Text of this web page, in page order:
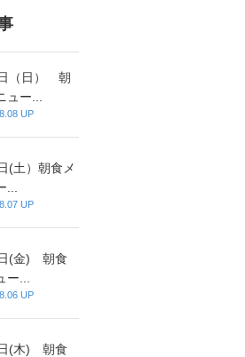
（日） 朝
ュー...
UP
(土）朝食メ
UP
(金) 朝食
ー...
UP
(木) 朝食